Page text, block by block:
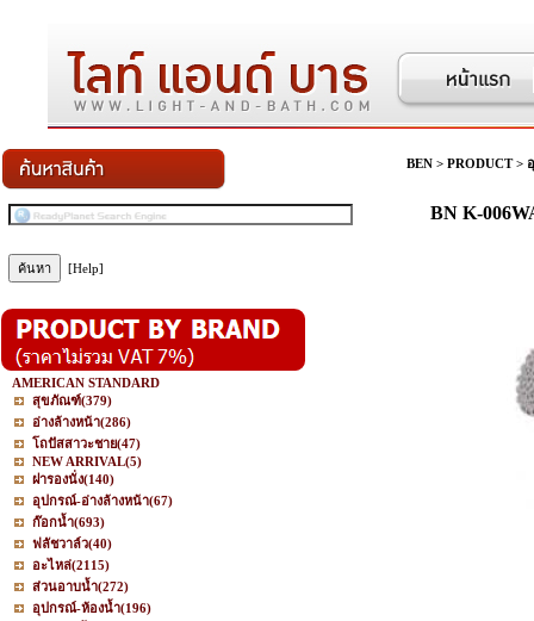
[Help]
AMERICAN STANDARD
สุขภัณฑ์(379)
อ่างล้างหน้า(286)
โถปัสสาวะชาย(47)
NEW ARRIVAL(5)
ฝารองนั่ง(140)
อุปกรณ์-อ่างล้างหน้า(67)
ก๊อกน้ำ(693)
ฟลัชวาล์ว(40)
อะไหล่(2115)
ส่วนอาบน้ำ(272)
อุปกรณ์-ห้องน้ำ(196)
BEN > PRODUCT>
BN K-